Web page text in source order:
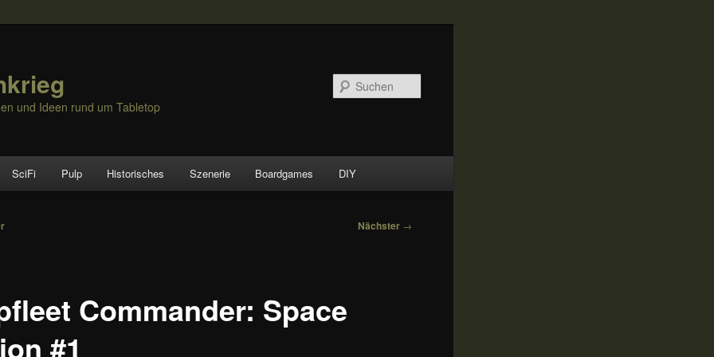
und Ideen rund um Tabletop
SciFi Pulp Historisches Szenerie Boardgames DIY
Nächster →
Commander: Space
#1